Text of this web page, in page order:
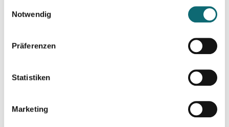
Notwendig
Präferenzen
Statistiken
Marketing
02.10.2026
Ihr Social Media-Auftritt mit Canva - Designs für Instagram,